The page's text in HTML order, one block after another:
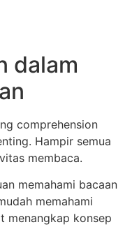
dalam
comprehension
Hampir semua
membaca.
memahami bacaan
memahami
menangkap konsep